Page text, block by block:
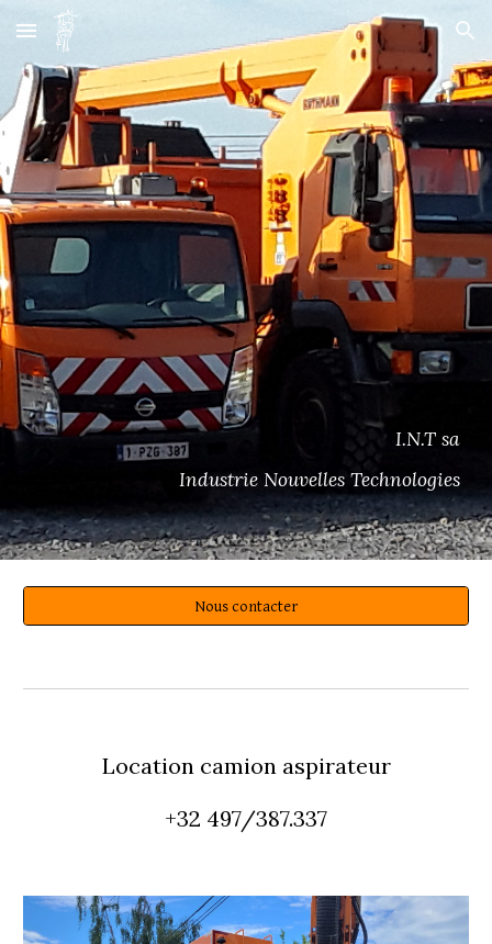
Skip to main content Skip to navigation
I.N.T sa
Industrie Nouvelles Technologies
Nous contacter
Location camion aspirateur
+32 497/387.337